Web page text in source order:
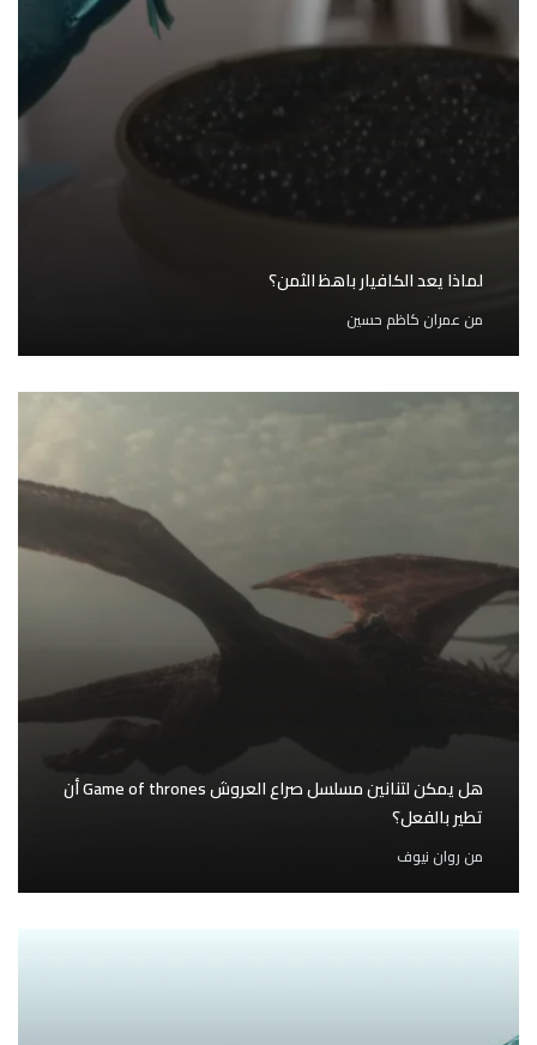
لماذا يعد الكافيار باهظ الثمن؟
من عمران كاظم حسين
هل يمكن لتنانين مسلسل صراع العروش Game of thrones أن
تطير بالفعل؟
من روان نيوف